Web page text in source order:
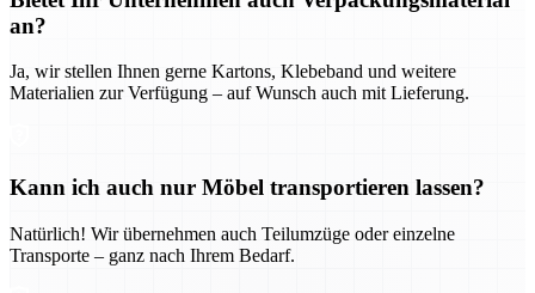
an?
Ja, wir stellen Ihnen gerne Kartons, Klebeband und weitere
Materialien zur Verfügung – auf Wunsch auch mit Lieferung.
Kann ich auch nur Möbel transportieren lassen?
Natürlich! Wir übernehmen auch Teilumzüge oder einzelne
Transporte – ganz nach Ihrem Bedarf.